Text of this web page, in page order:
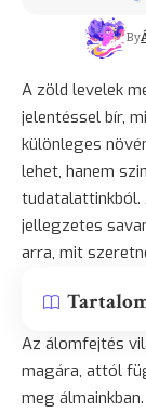
By
A zöld levelek
jelentéssel bír,
különleges
lehet, hanem
tudatalattinkból.
jellegzetes
arra, mit
Az álomfejtés
magára, attól
meg